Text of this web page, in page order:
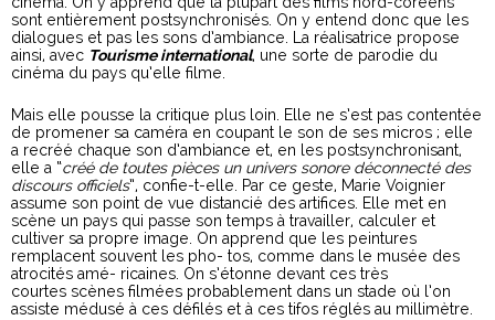
sont entièrement postsynchronisés. On y entend donc que les
dialogues et pas les sons d’ambiance. La réalisatrice propose
ainsi, avec Tourisme international, une sorte de parodie du
cinéma du pays qu’elle filme.
Mais elle pousse la critique plus loin. Elle ne s’est pas contentée
de promener sa caméra en coupant le son de ses micros ; elle
a recréé chaque son d’ambiance et, en les postsynchronisant,
elle a “créé de toutes pièces un univers sonore déconnecté des
discours officiels”, confie-t-elle. Par ce geste, Marie Voignier
assume son point de vue distancié des artifices. Elle met en
scène un pays qui passe son temps à travailler, calculer et
cultiver sa propre image. On apprend que les peintures
remplacent souvent les pho- tos, comme dans le musée des
atrocités amé- ricaines. On s’étonne devant ces très
courtes scènes filmées probablement dans un stade où l’on
assiste médusé à ces défilés et à ces tifos réglés au millimètre.